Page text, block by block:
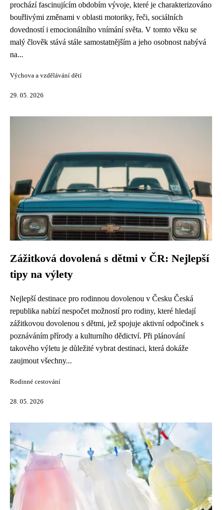
prochází fascinujícím obdobím vývoje, které je charakterizováno
bouřlivými změnami v oblasti motoriky, řeči, sociálních
dovedností i emocionálního vnímání světa. V tomto věku se
malý člověk stává stále samostatnějším a jeho osobnost nabývá
na...
Výchova a vzdělávání dětí
29. 05. 2026
Zážitková dovolená s dětmi v ČR: Nejlepší
tipy na výlety
Nejlepší destinace pro rodinnou dovolenou v Česku Česká
republika nabízí nespočet možností pro rodiny, které hledají
zážitkovou dovolenou s dětmi, jež spojuje aktivní odpočinek s
poznáváním přírody a kulturního dědictví. Při plánování
takového výletu je důležité vybrat destinaci, která dokáže
zaujmout všechny...
Rodinné cestování
28. 05. 2026